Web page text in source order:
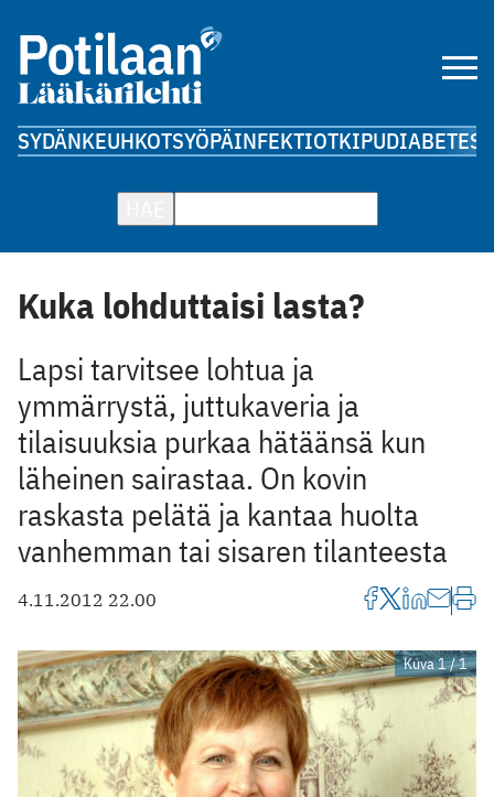
SYDÄNKEUHKOTSYÖPÄINFEKTIOTKIPUDIABETES
Kuka lohduttaisi lasta?
Lapsi tarvitsee lohtua ja
ymmärrystä, juttukaveria ja
tilaisuuksia purkaa hätäänsä kun
läheinen sairastaa. On kovin
raskasta pelätä ja kantaa huolta
vanhemman tai sisaren tilanteesta
4.11.2012 22.00
Kuva 1 / 1